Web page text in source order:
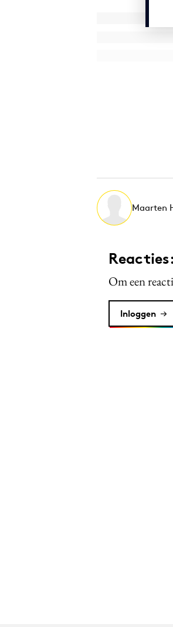
Maarten
Reacties:
Om een
Inloggen